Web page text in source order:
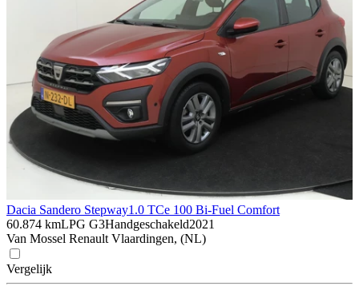
Dacia Sandero Stepway1.0 TCe 100 Bi-Fuel Comfort
60.874 kmLPG G3Handgeschakeld2021
Van Mossel Renault Vlaardingen, (NL)
Vergelijk